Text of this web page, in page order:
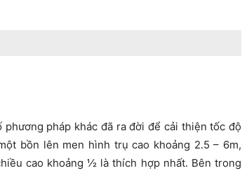
pháp khác đã ra đời để cải thiện tốc độ
bồn lên men hình trụ cao khoảng 2.5 – 6m,
cao khoảng ½ là thích hợp nhất. Bên trong